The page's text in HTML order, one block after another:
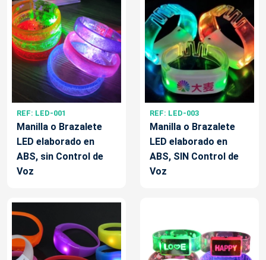
REF: LED-001
Manilla o Brazalete
LED elaborado en
ABS, sin Control de
Voz
REF: LED-003
Manilla o Brazalete
LED elaborado en
ABS, SIN Control de
Voz